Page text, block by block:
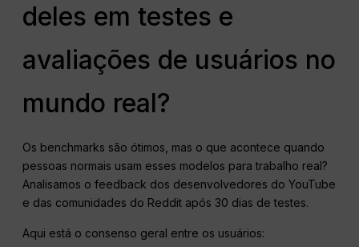
deles em testes e
avaliações de usuários no
mundo real?
Os benchmarks são ótimos, mas o que acontece quando
pessoas normais usam esses modelos para trabalho real?
Analisamos o feedback dos desenvolvedores do YouTube
e das comunidades do Reddit após 30 dias de testes.
Aqui está o consenso geral entre os usuários: